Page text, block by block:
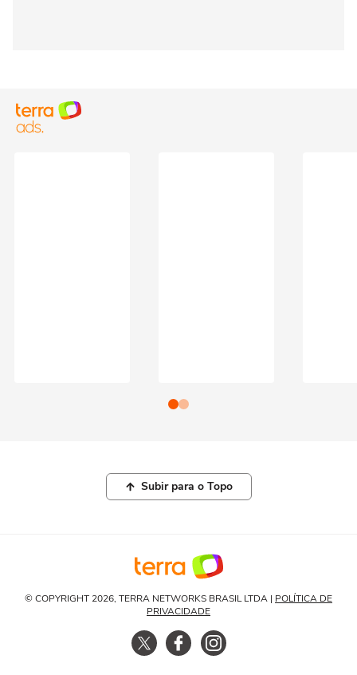
Subir para o Topo
© COPYRIGHT 2026, TERRA NETWORKS BRASIL LTDA | POLÍTICA DE
PRIVACIDADE